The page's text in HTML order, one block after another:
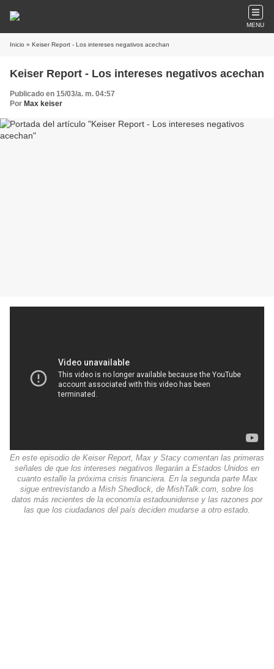
MENU
Inicio » Keiser Report - Los intereses negativos acechan
Keiser Report - Los intereses negativos acechan
Publicado en 15/03/a. m. 04:57
Por Max keiser
En este episodio de Keiser Report, Max y Stacy comentan las primeras
señales de que los intereses negativos llegarán a Estados Unidos en
cuanto estalle la próxima crisis financiera. En la segunda parte Max
sigue entrevistando a Mish Shedlock, de MishTalk.com, sobre los
datos más recientes de la economía estadounidense y las razones por
las que los ciudadanos del país deciden mudarse a otro estado.